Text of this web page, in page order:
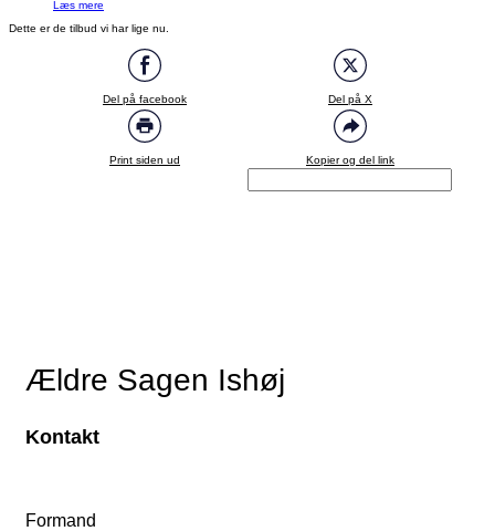
Læs mere
Dette er de tilbud vi har lige nu.
Del på facebook Del på X
Print siden ud Kopier og del link
Ældre Sagen Ishøj
Kontakt
Formand